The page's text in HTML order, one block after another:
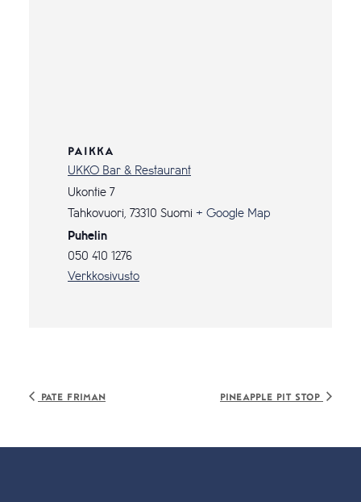
PAIKKA
UKKO Bar & Restaurant
Ukontie 7
Tahkovuori, 73310 Suomi + Google Map
Puhelin
050 410 1276
Verkkosivusto
Pate Friman Pineapple Pit Stop